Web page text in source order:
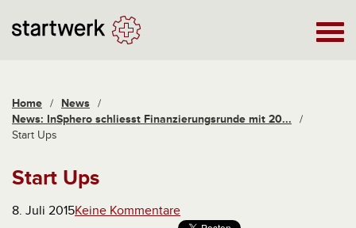
Home / News /
News: InSphero schliesst Finanzierungsrunde mit 20...
/
Start Ups
Start Ups
8. Juli 2015Keine Kommentare